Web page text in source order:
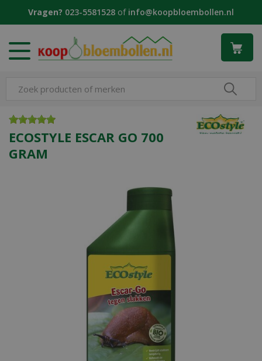
Vragen? 023-5581528 of info@koopbloembollen.nl
ECOSTYLE ESCAR GO 700
GRAM